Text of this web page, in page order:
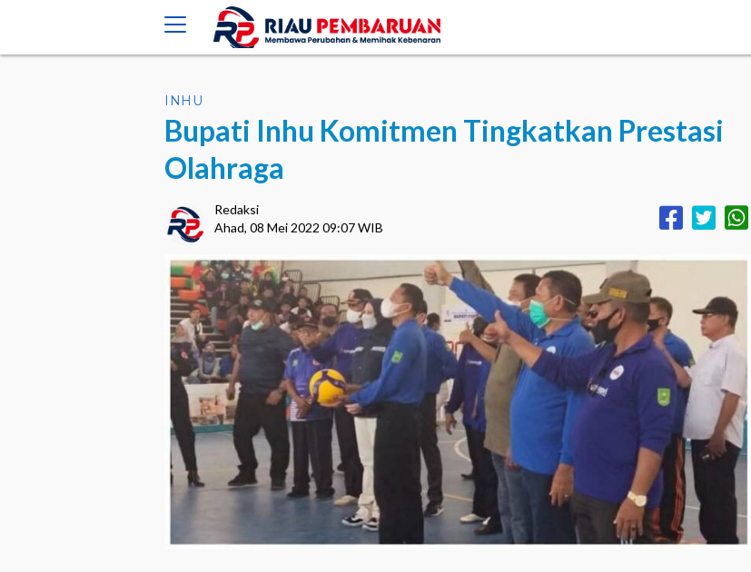
INHU
Bupati Inhu Komitmen Tingkatkan Prestasi
Olahraga
Redaksi
Ahad, 08 Mei 2022 09:07 WIB